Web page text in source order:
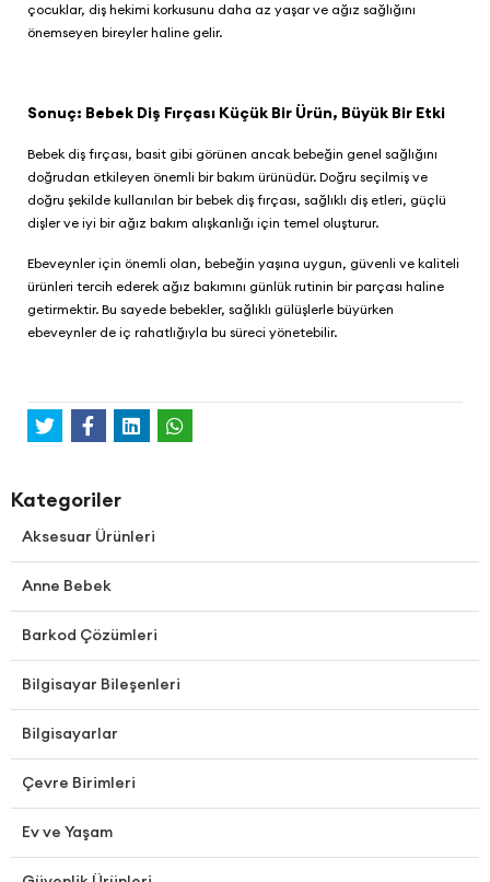
çocuklar, diş hekimi korkusunu daha az yaşar ve ağız sağlığını
önemseyen bireyler haline gelir.
Sonuç: Bebek Diş Fırçası Küçük Bir Ürün, Büyük Bir Etki
Bebek diş fırçası, basit gibi görünen ancak bebeğin genel sağlığını
doğrudan etkileyen önemli bir bakım ürünüdür. Doğru seçilmiş ve
doğru şekilde kullanılan bir bebek diş fırçası, sağlıklı diş etleri, güçlü
dişler ve iyi bir ağız bakım alışkanlığı için temel oluşturur.
Ebeveynler için önemli olan, bebeğin yaşına uygun, güvenli ve kaliteli
ürünleri tercih ederek ağız bakımını günlük rutinin bir parçası haline
getirmektir. Bu sayede bebekler, sağlıklı gülüşlerle büyürken
ebeveynler de iç rahatlığıyla bu süreci yönetebilir.
Kategoriler
Aksesuar Ürünleri
Anne Bebek
Barkod Çözümleri
Bilgisayar Bileşenleri
Bilgisayarlar
Çevre Birimleri
Ev ve Yaşam